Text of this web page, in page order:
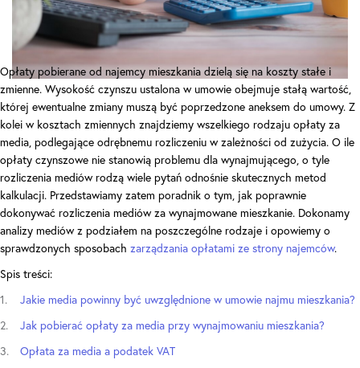
Opłaty pobierane od najemcy mieszkania dzielą się na koszty stałe i
zmienne. Wysokość czynszu ustalona w umowie obejmuje stałą wartość,
której ewentualne zmiany muszą być poprzedzone aneksem do umowy. Z
kolei w kosztach zmiennych znajdziemy wszelkiego rodzaju opłaty za
media, podlegające odrębnemu rozliczeniu w zależności od zużycia. O ile
opłaty czynszowe nie stanowią problemu dla wynajmującego, o tyle
rozliczenia mediów rodzą wiele pytań odnośnie skutecznych metod
kalkulacji. Przedstawiamy zatem poradnik o tym, jak poprawnie
dokonywać rozliczenia mediów za wynajmowane mieszkanie. Dokonamy
analizy mediów z podziałem na poszczególne rodzaje i opowiemy o
sprawdzonych sposobach zarządzania opłatami ze strony najemców.
Spis treści:
Jakie media powinny być uwzględnione w umowie najmu mieszkania?
Jak pobierać opłaty za media przy wynajmowaniu mieszkania?
Opłata za media a podatek VAT